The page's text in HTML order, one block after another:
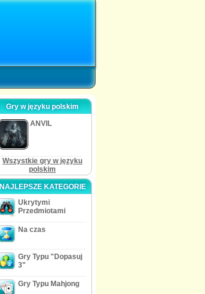
Gry w języku polskim
ANVIL
Wszystkie gry w języku
polskim
NAJLEPSZE KATEGORIE
Ukrytymi
Przedmiotami
Na czas
Gry Typu "Dopasuj
3"
Gry Typu Mahjong